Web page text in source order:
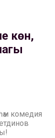
көн,
комедия